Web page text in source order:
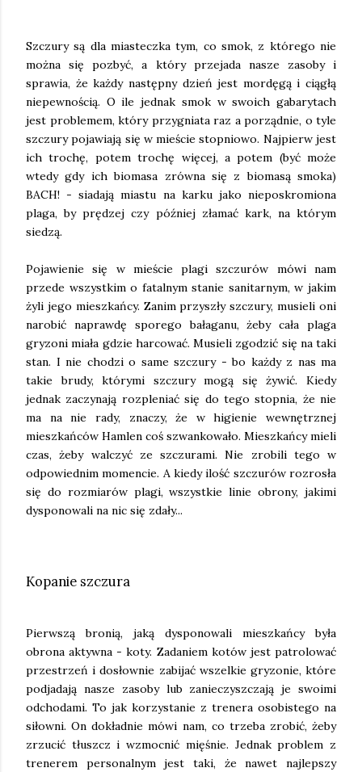
Szczury są dla miasteczka tym, co smok, z którego nie
można się pozbyć, a który przejada nasze zasoby i
sprawia, że każdy następny dzień jest mordęgą i ciągłą
niepewnością. O ile jednak smok w swoich gabarytach
jest problemem, który przygniata raz a porządnie, o tyle
szczury pojawiają się w mieście stopniowo. Najpierw jest
ich trochę, potem trochę więcej, a potem (być może
wtedy gdy ich biomasa zrówna się z biomasą smoka)
BACH! - siadają miastu na karku jako nieposkromiona
plaga, by prędzej czy później złamać kark, na którym
siedzą.
Pojawienie się w mieście plagi szczurów mówi nam
przede wszystkim o fatalnym stanie sanitarnym, w jakim
żyli jego mieszkańcy. Zanim przyszły szczury, musieli oni
narobić naprawdę sporego bałaganu, żeby cała plaga
gryzoni miała gdzie harcować. Musieli zgodzić się na taki
stan. I nie chodzi o same szczury - bo każdy z nas ma
takie brudy, którymi szczury mogą się żywić. Kiedy
jednak zaczynają rozpleniać się do tego stopnia, że nie
ma na nie rady, znaczy, że w higienie wewnętrznej
mieszkańców Hamlen coś szwankowało. Mieszkańcy mieli
czas, żeby walczyć ze szczurami. Nie zrobili tego w
odpowiednim momencie. A kiedy ilość szczurów rozrosła
się do rozmiarów plagi, wszystkie linie obrony, jakimi
dysponowali na nic się zdały...
Kopanie szczura
Pierwszą bronią, jaką dysponowali mieszkańcy była
obrona aktywna - koty. Zadaniem kotów jest patrolować
przestrzeń i dosłownie zabijać wszelkie gryzonie, które
podjadają nasze zasoby lub zanieczyszczają je swoimi
odchodami. To jak korzystanie z trenera osobistego na
siłowni. On dokładnie mówi nam, co trzeba zrobić, żeby
zrzucić tłuszcz i wzmocnić mięśnie. Jednak problem z
trenerem personalnym jest taki, że nawet najlepszy